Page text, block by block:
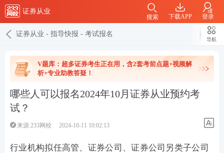
证券从业
下载APP 登录
搜索
证券从业 - 指导快报 - 考试报名
导航
V题库：超多证券考生正在用，含2套考前点题+视频解
析+专业助教答疑！
哪些人可以报名2024年10月证券从业预约考
试？
来源:233网校 2024-10-11 10:02:13
行业机构拟任高管、 证券公司、证券公司另类子公司